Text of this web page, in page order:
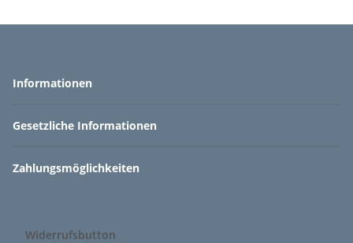
Informationen
Gesetzliche Informationen
Zahlungsmöglichkeiten
Widerrufsbutton